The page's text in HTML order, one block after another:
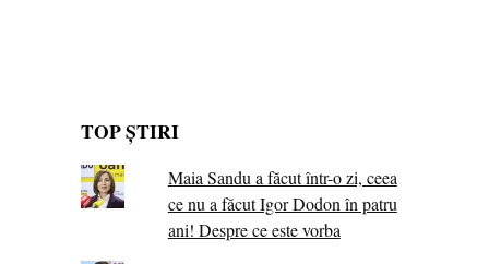
TOP ȘTIRI
Maia Sandu a făcut într-o zi, ceea
ce nu a făcut Igor Dodon în patru
ani! Despre ce este vorba